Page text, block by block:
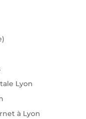
Lyon
à Lyon